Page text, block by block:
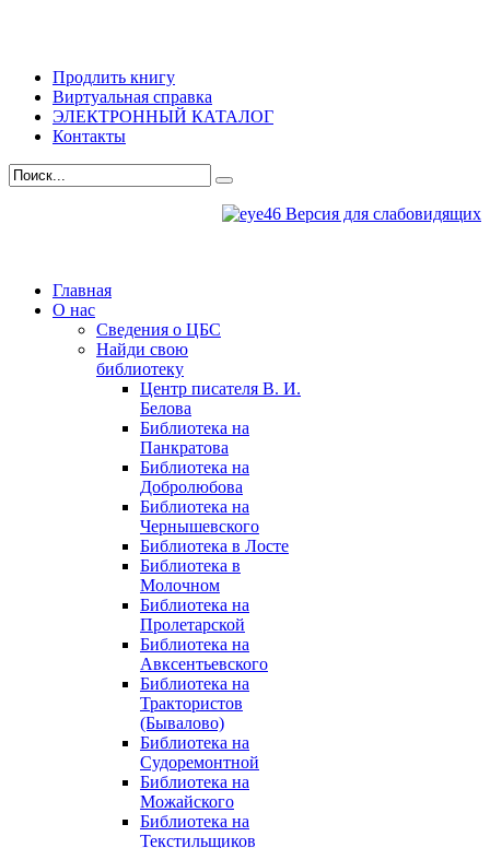
Продлить книгу
Виртуальная справка
ЭЛЕКТРОННЫЙ КАТАЛОГ
Контакты
Версия для слабовидящих
Главная
О нас
Сведения о ЦБС
Найди свою
библиотеку
Центр писателя В. И.
Белова
Библиотека на
Панкратова
Библиотека на
Добролюбова
Библиотека на
Чернышевского
Библиотека в Лосте
Библиотека в
Молочном
Библиотека на
Пролетарской
Библиотека на
Авксентьевского
Библиотека на
Трактористов
(Бывалово)
Библиотека на
Судоремонтной
Библиотека на
Можайского
Библиотека на
Текстильщиков